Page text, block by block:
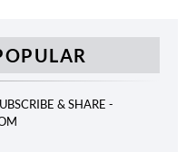
& SHARE -